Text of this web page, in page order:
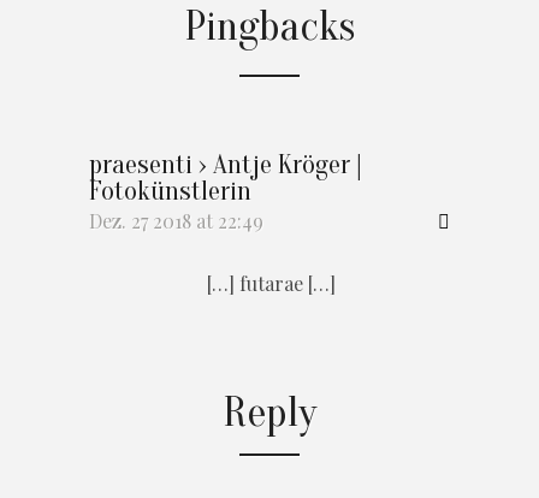
Pingbacks
praesenti › Antje Kröger |
Fotokünstlerin
Dez. 27 2018 at 22:49
[…] futarae […]
Reply